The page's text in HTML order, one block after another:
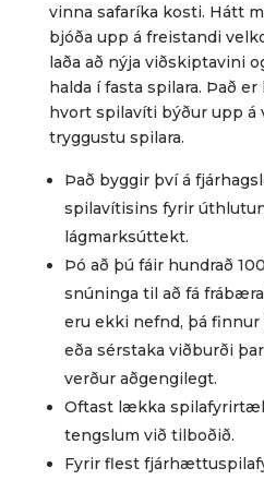
vinna safaríka kosti. Hátt
bjóða upp á freistandi
laða að nýja viðskiptavini
halda í fasta spilara. Það
hvort spilavíti býður upp á
tryggustu spilara.
Það byggir því á
spilavítisins fyrir
lágmarksúttekt.
Þó að þú fáir hundrað
snúninga til að fá
eru ekki nefnd, þá
eða sérstaka viðburði
verður aðgengilegt.
Oftast lækka
tengslum við tilboðið.
Fyrir flest